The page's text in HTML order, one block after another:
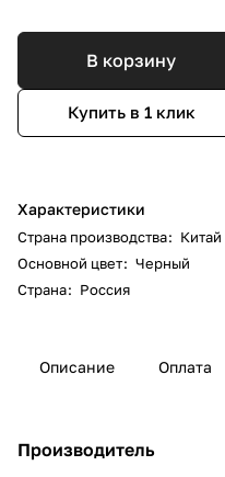
В корзину
Купить в 1 клик
Характеристики
Страна производства: Китай
Основной цвет: Черный
Страна: Россия
Описание Оплата
Производитель